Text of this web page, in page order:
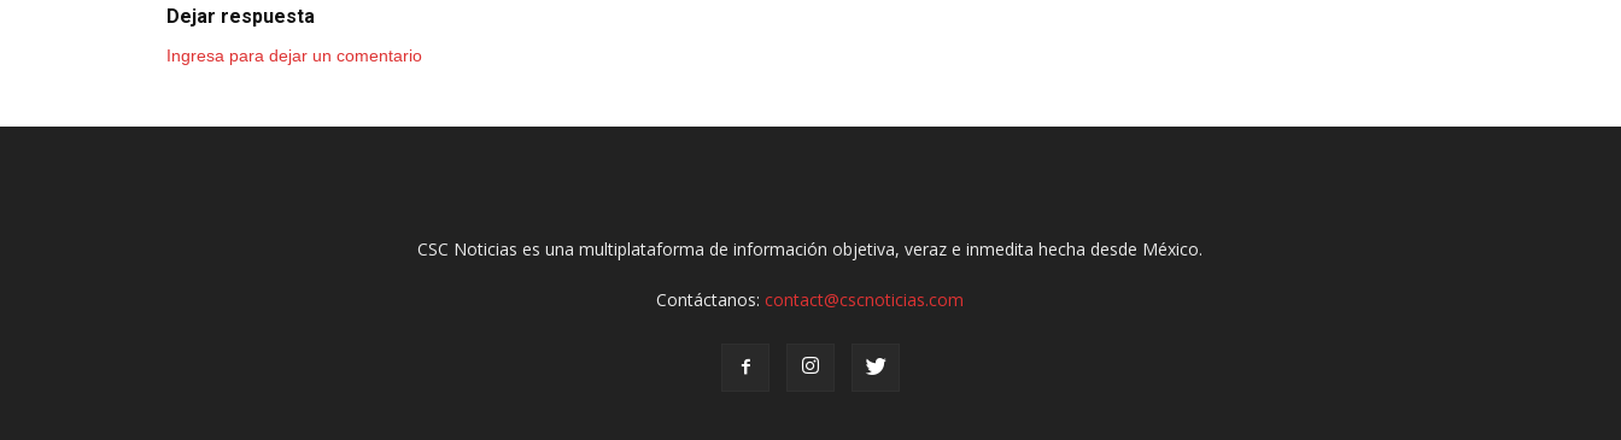
Dejar respuesta
Ingresa para dejar un comentario
CSC Noticias es una multiplataforma de información objetiva, veraz e inmedita hecha desde México.
Contáctanos:contact@cscnoticias.com